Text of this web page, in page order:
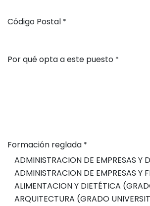
Código Postal *
Por qué opta a este puesto *
Formación reglada *